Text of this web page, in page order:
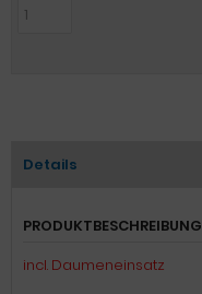
Details
PRODUKTBESCHREIBUNG
incl. Daumeneinsatz